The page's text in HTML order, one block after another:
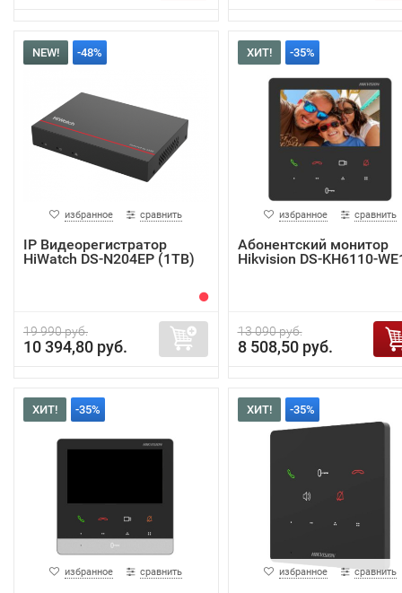
NEW! -48%
избранное сравнить
IP Видеорегистратор
HiWatch DS-N204EP (1TB)
19 990 руб.
10 394,80 руб.
ХИТ! -35%
избранное сравнить
Абонентский монитор
Hikvision DS-KH6110-
13 090 руб.
8 508,50 руб.
ХИТ! -35%
избранное сравнить
ХИТ! -35%
избранное сравнить